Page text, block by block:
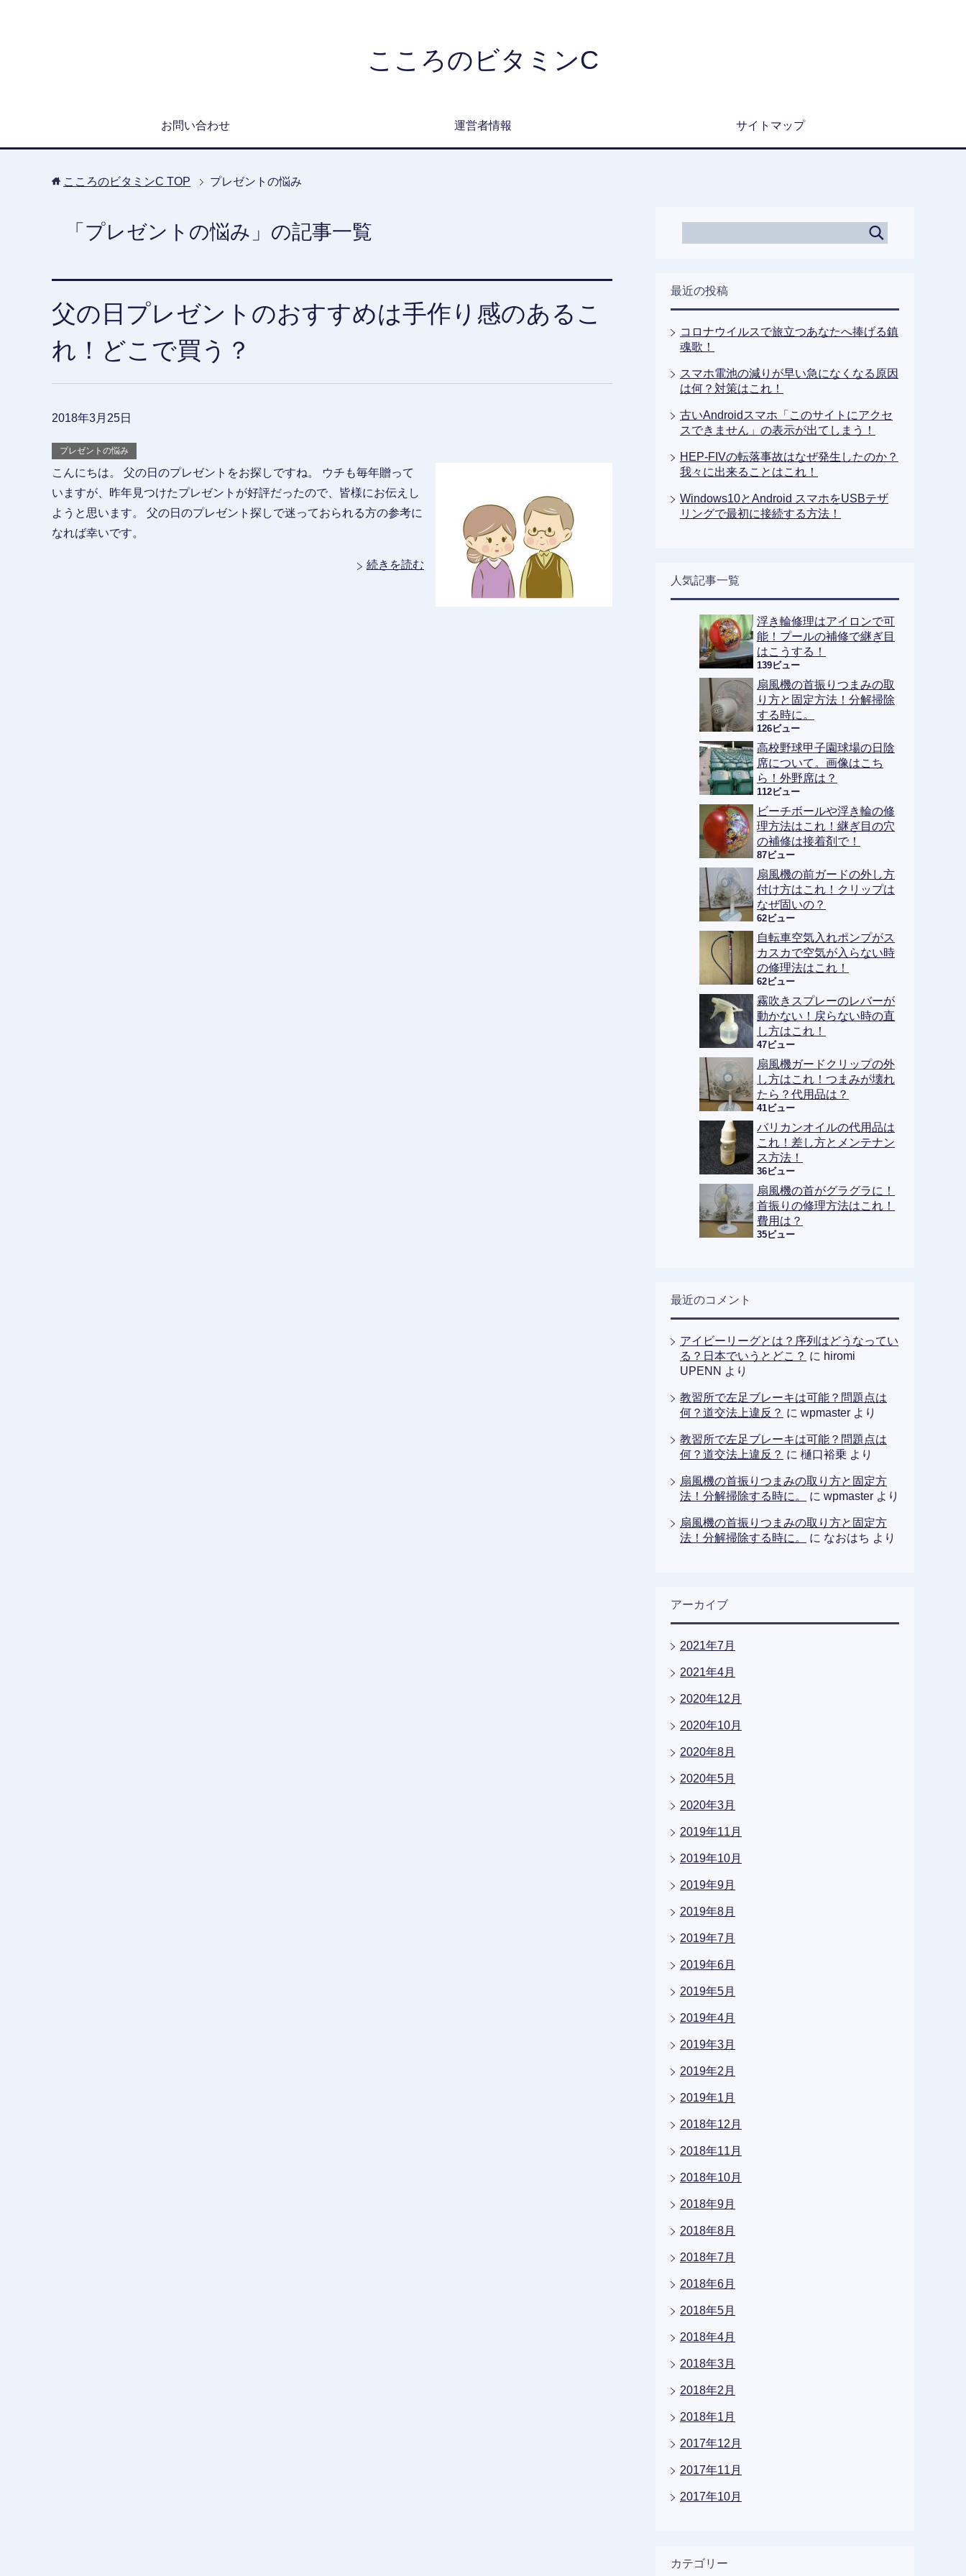
こころのビタミンC
お問い合わせ 運営者情報 サイトマップ
こころのビタミンC TOP プレゼントの悩み
「プレゼントの悩み」の記事一覧
父の日プレゼントのおすすめは手作り感のあるこ
れ！どこで買う？
2018年3月25日
プレゼントの悩み
こんにちは。 父の日のプレゼントをお探しですね。 ウチも毎年贈って
いますが、昨年見つけたプレゼントが好評だったので、皆様にお伝えし
ようと思います。 父の日のプレゼント探しで迷っておられる方の参考に
なれば幸いです。
続きを読む
最近の投稿
コロナウイルスで旅立つあなたへ捧げる鎮
魂歌！
スマホ電池の減りが早い急になくなる原因
は何？対策はこれ！
古いAndroidスマホ「このサイトにアクセ
スできません」の表示が出てしまう！
HEP-FIVの転落事故はなぜ発生したのか？
我々に出来ることはこれ！
Windows10とAndroid スマホをUSBテザ
リングで最初に接続する方法！
人気記事一覧
浮き輪修理はアイロンで可
能！プールの補修で継ぎ目
はこうする！
139ビュー
扇風機の首振りつまみの取
り方と固定方法！分解掃除
する時に。
126ビュー
高校野球甲子園球場の日陰
席について。画像はこち
ら！外野席は？
112ビュー
ビーチボールや浮き輪の修
理方法はこれ！継ぎ目の穴
の補修は接着剤で！
87ビュー
扇風機の前ガードの外し方
付け方はこれ！クリップは
なぜ固いの？
62ビュー
自転車空気入れポンプがス
カスカで空気が入らない時
の修理法はこれ！
62ビュー
霧吹きスプレーのレバーが
動かない！戻らない時の直
し方はこれ！
47ビュー
扇風機ガードクリップの外
し方はこれ！つまみが壊れ
たら？代用品は？
41ビュー
バリカンオイルの代用品は
これ！差し方とメンテナン
ス方法！
36ビュー
扇風機の首がグラグラに！
首振りの修理方法はこれ！
費用は？
35ビュー
最近のコメント
アイビーリーグとは？序列はどうなってい
る？日本でいうとどこ？ に hiromi
UPENN より
教習所で左足ブレーキは可能？問題点は
何？道交法上違反？ に wpmaster より
教習所で左足ブレーキは可能？問題点は
何？道交法上違反？ に 樋口裕乗 より
扇風機の首振りつまみの取り方と固定方
法！分解掃除する時に。
に wpmaster より
扇風機の首振りつまみの取り方と固定方
法！分解掃除する時に。
に なおはち より
アーカイブ
2021年7月
2021年4月
2020年12月
2020年10月
2020年8月
2020年5月
2020年3月
2019年11月
2019年10月
2019年9月
2019年8月
2019年7月
2019年6月
2019年5月
2019年4月
2019年3月
2019年2月
2019年1月
2018年12月
2018年11月
2018年10月
2018年9月
2018年8月
2018年7月
2018年6月
2018年5月
2018年4月
2018年3月
2018年2月
2018年1月
2017年12月
2017年11月
2017年10月
カテゴリー